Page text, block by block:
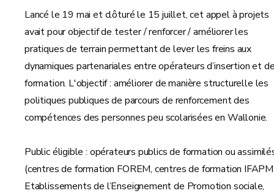
Lancé le 19 mai et clôturé le 15 juillet, cet appel à projets
avait pour objectif de tester / renforcer / améliorer les
pratiques de terrain permettant de lever les freins aux
dynamiques partenariales entre opérateurs d’insertion et
formation. L'objectif : améliorer de manière structurelle les
politiques publiques de parcours de renforcement des
compétences des personnes peu scolarisées en Wallonie.
Public éligible : opérateurs publics de formation ou
(centres de formation FOREM, centres de formation
Etablissements de l’Enseignement de Promotion sociale,